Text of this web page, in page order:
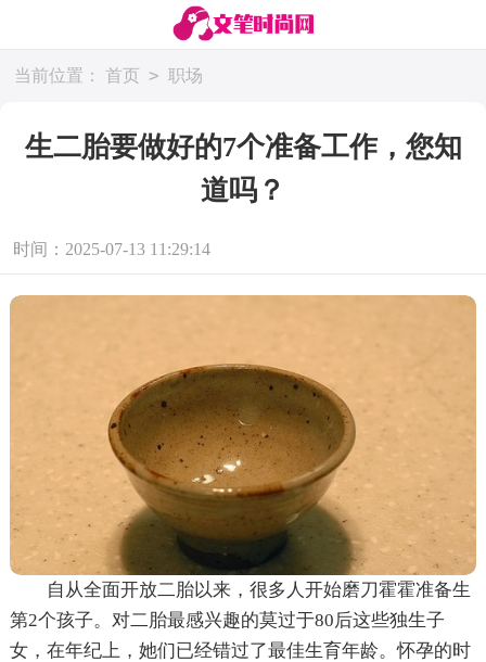
当前位置： 首页 > 职场
生二胎要做好的7个准备工作，您知
道吗？
时间：2025-07-13 11:29:14
自从全面开放二胎以来，很多人开始磨刀霍霍准备生
第2个孩子。对二胎最感兴趣的莫过于80后这些独生子
女，在年纪上，她们已经错过了最佳生育年龄。怀孕的时